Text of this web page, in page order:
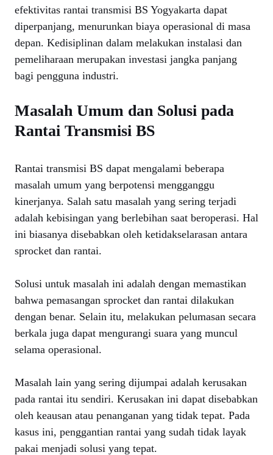
efektivitas rantai transmisi BS Yogyakarta dapat
diperpanjang, menurunkan biaya operasional di masa
depan. Kedisiplinan dalam melakukan instalasi dan
pemeliharaan merupakan investasi jangka panjang
bagi pengguna industri.
Masalah Umum dan Solusi pada
Rantai Transmisi BS
Rantai transmisi BS dapat mengalami beberapa
masalah umum yang berpotensi mengganggu
kinerjanya. Salah satu masalah yang sering terjadi
adalah kebisingan yang berlebihan saat beroperasi. Hal
ini biasanya disebabkan oleh ketidakselarasan antara
sprocket dan rantai.
Solusi untuk masalah ini adalah dengan memastikan
bahwa pemasangan sprocket dan rantai dilakukan
dengan benar. Selain itu, melakukan pelumasan secara
berkala juga dapat mengurangi suara yang muncul
selama operasional.
Masalah lain yang sering dijumpai adalah kerusakan
pada rantai itu sendiri. Kerusakan ini dapat disebabkan
oleh keausan atau penanganan yang tidak tepat. Pada
kasus ini, penggantian rantai yang sudah tidak layak
pakai menjadi solusi yang tepat.